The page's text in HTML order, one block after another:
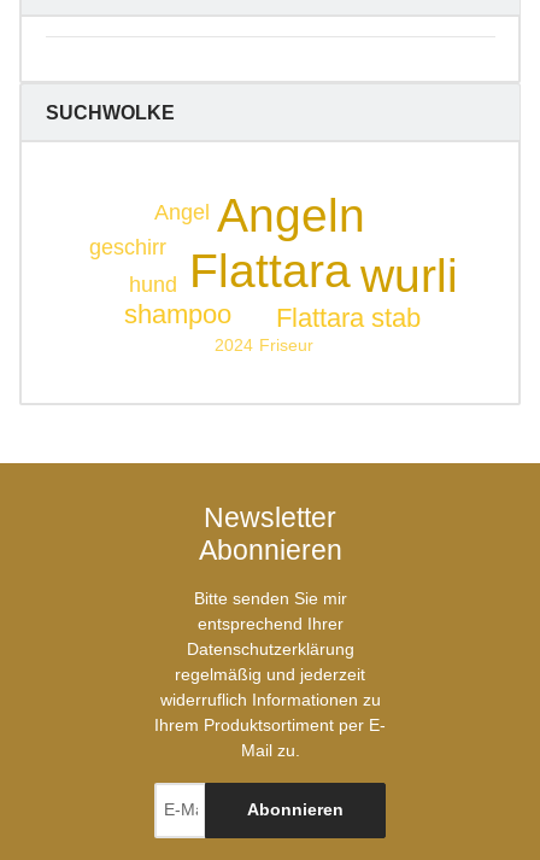
SUCHWOLKE
Flattara
Angeln
wurli
Flattara stab
shampoo
hund
Angel
geschirr
2024 Friseur
Newsletter
Abonnieren
Bitte senden Sie mir
entsprechend Ihrer
Datenschutzerklärung
regelmäßig und jederzeit
widerruflich Informationen zu
Ihrem Produktsortiment per E-
Mail zu.
Abonnieren